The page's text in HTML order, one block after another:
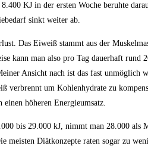
KJ in der ersten Woche beruhte
sinkt weiter ab.
Das Eiweiß stammt aus der
kann man also pro Tag dauerhaft
Ansicht nach ist das fast unmöglich
verbrennt um Kohlenhydrate zu
höheren Energieumsatz.
bis 29.000 kJ, nimmt man 28.000 als
meisten Diätkonzepte raten sogar zu